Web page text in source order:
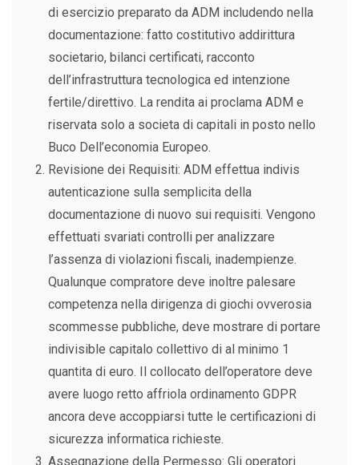
di esercizio preparato da ADM includendo nella
documentazione: fatto costitutivo addirittura
societario, bilanci certificati, racconto
dell’infrastruttura tecnologica ed intenzione
fertile/direttivo. La rendita ai proclama ADM e
riservata solo a societa di capitali in posto nello
Buco Dell’economia Europeo.
Revisione dei Requisiti: ADM effettua indivis
autenticazione sulla semplicita della
documentazione di nuovo sui requisiti. Vengono
effettuati svariati controlli per analizzare
l’assenza di violazioni fiscali, inadempienze.
Qualunque compratore deve inoltre palesare
competenza nella dirigenza di giochi ovverosia
scommesse pubbliche, deve mostrare di portare
indivisible capitalo collettivo di al minimo 1
quantita di euro. Il collocato dell’operatore deve
avere luogo retto affriola ordinamento GDPR
ancora deve accoppiarsi tutte le certificazioni di
sicurezza informatica richieste.
Assegnazione della Permesso: Gli operatori